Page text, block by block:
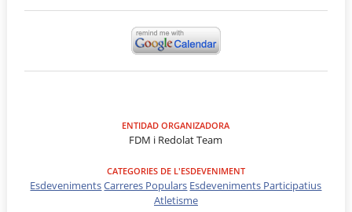
ENTIDAD ORGANIZADORA
FDM i Redolat Team
CATEGORIES DE L'ESDEVENIMENT
EsdevenimentsCarreres Populars Esdeveniments Participatius
Atletisme